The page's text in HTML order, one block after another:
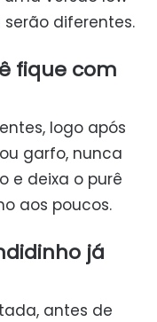
diferentes.
fique com
logo após
garfo, nunca
e deixa o purê
aos poucos.
já
antes de